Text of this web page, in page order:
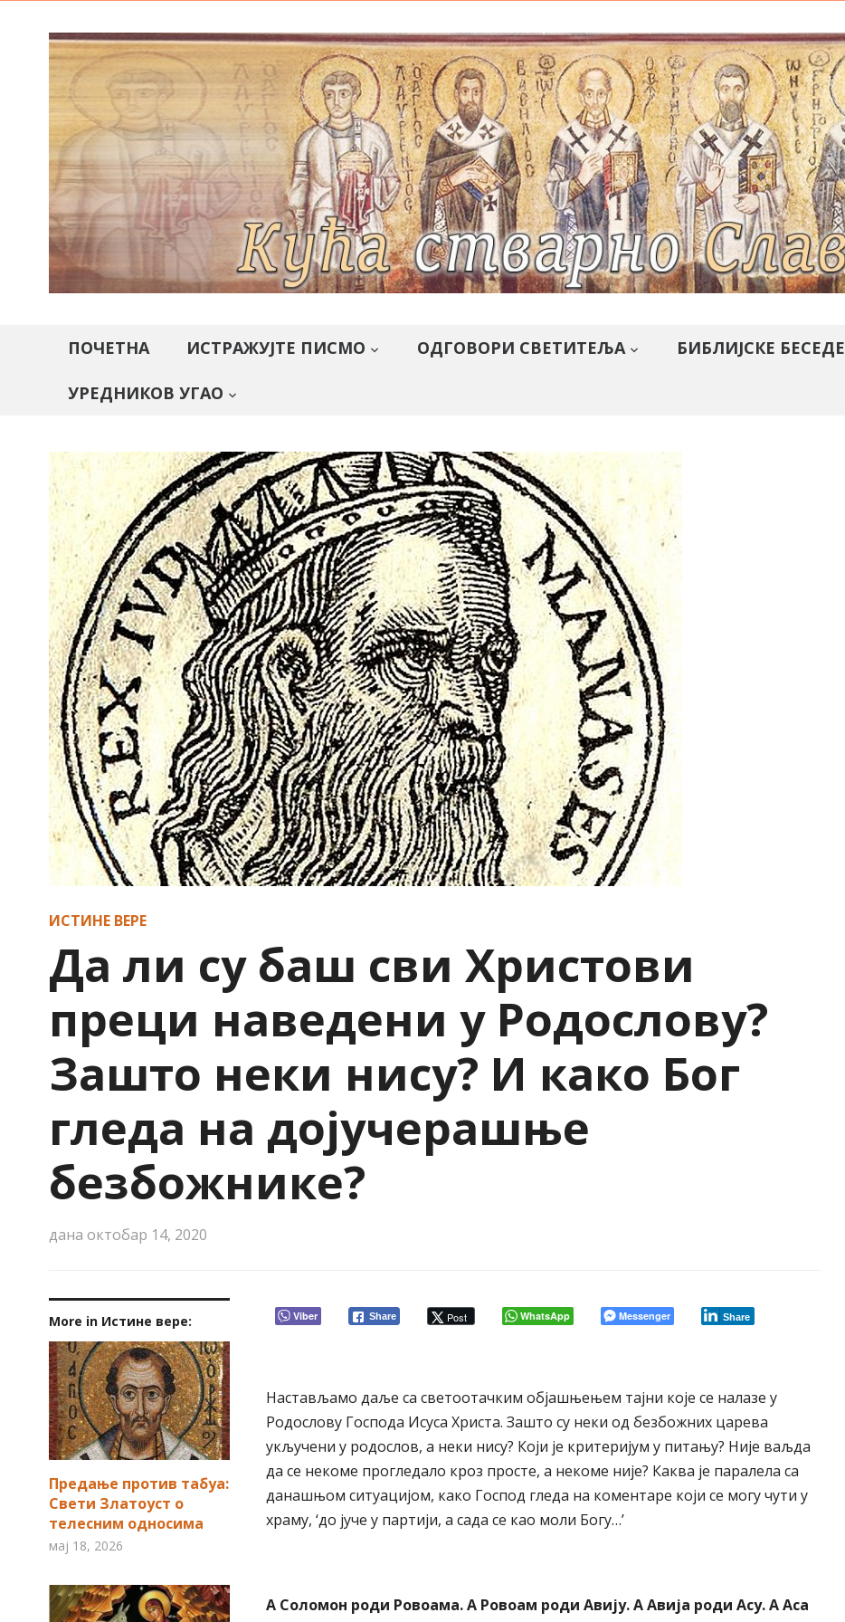
ПОЧЕТНА ИСТРАЖУЈТЕ ПИСМО ОДГОВОРИ СВЕТИТЕЉА БИБЛИЈСКЕ БЕСЕДЕ
УРЕДНИКОВ УГАО
ИСТИНЕ ВЕРЕ
Да ли су баш сви Христови
преци наведени у Родослову?
Зашто неки нису? И како Бог
гледа на дојучерашње
безбожнике?
дана октобар 14, 2020
More in Истине вере:
Предање против табуа:
Свети Златоуст о
телесним односима
мај 18, 2026
Viber Share Post WhatsApp Messenger Share
Настављамо даље са светоотачким објашњењем тајни које се налазе у
Родослову Господа Исуса Христа. Зашто су неки од безбожних царева
укључени у родослов, а неки нису? Који је критеријум у питању? Није ваљда
да се некоме прогледало кроз просте, а некоме није? Каква је паралела са
данашњом ситуацијом, како Господ гледа на коментаре који се могу чути у
храму, ‘до јуче у партији, а сада се као моли Богу…’
А Соломон роди Ровоама. А Ровоам роди Авију. А Авија роди Асу. А Аса